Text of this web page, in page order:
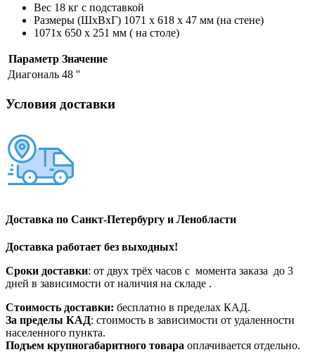
Вес 18 кг с подставкой
Размеры (ШхВхГ) 1071 x 618 x 47 мм (на стене)
1071х 650 х 251 мм ( на столе)
Параметр Значение
Диагональ 48 ''
Условия доставки
Доставка по Санкт-Петербургу и Ленобласти
Доставка работает без выходных!
Сроки доставки: от двух трёх часов с момента заказа до 3
дней в зависимости от наличия на складе .
Стоимость доставки: бесплатно в пределах КАД.
За пределы КАД: стоимость в зависимости от удаленности
населенного пункта.
Подъем крупногабаритного товара оплачивается отдельно.